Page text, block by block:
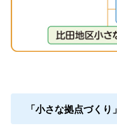
「小さな拠点づく